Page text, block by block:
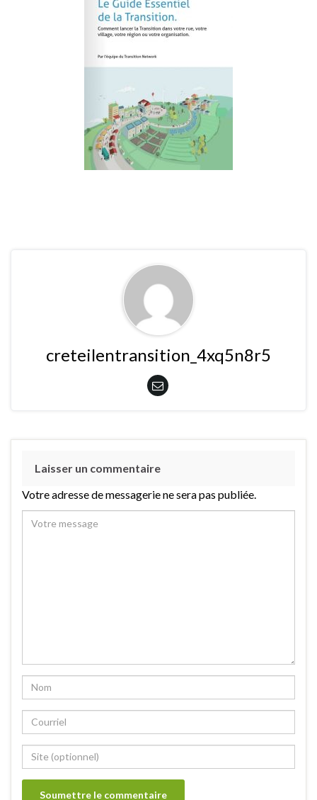
creteilentransition_4xq5n8r5
Laisser un commentaire
Votre adresse de messagerie ne sera pas publiée.